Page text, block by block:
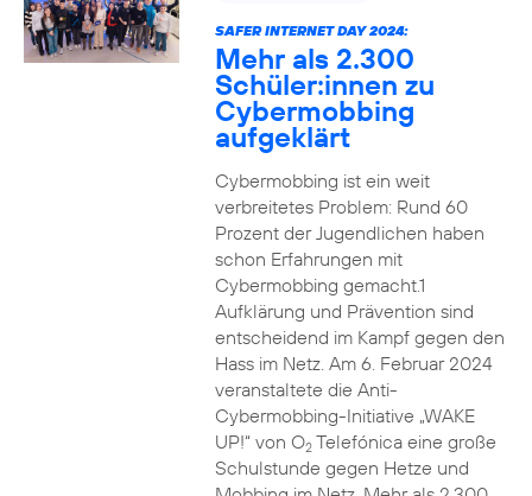
SAFER INTERNET DAY 2024:
Mehr als 2.300
Schüler:innen zu
Cybermobbing
aufgeklärt
Cybermobbing ist ein weit
verbreitetes Problem: Rund 60
Prozent der Jugendlichen haben
schon Erfahrungen mit
Cybermobbing gemacht.1
Aufklärung und Prävention sind
entscheidend im Kampf gegen den
Hass im Netz. Am 6. Februar 2024
veranstaltete die Anti-
Cybermobbing-Initiative „WAKE
UP!“ von O2Telefónica eine große
Schulstunde gegen Hetze und